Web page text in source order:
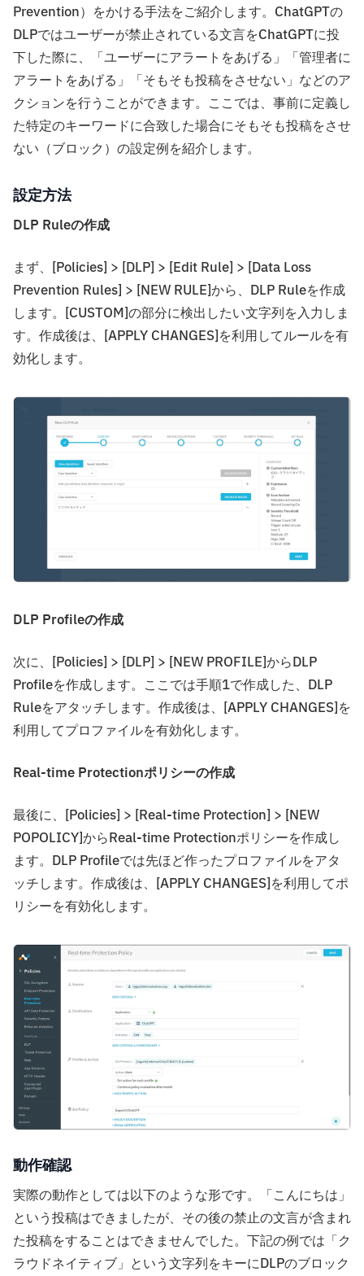
Prevention）をかける手法をご紹介します。ChatGPTの
DLPではユーザーが禁止されている文言をChatGPTに投
下した際に、「ユーザーにアラートをあげる」「管理者に
アラートをあげる」「そもそも投稿をさせない」などのア
クションを行うことができます。ここでは、事前に定義し
た特定のキーワードに合致した場合にそもそも投稿をさせ
ない（ブロック）の設定例を紹介します。
設定方法
DLP Ruleの作成
まず、[Policies] > [DLP] > [Edit Rule] > [Data Loss
Prevention Rules] > [NEW RULE]から、DLP Ruleを作成
します。[CUSTOM]の部分に検出したい文字列を入力しま
す。作成後は、[APPLY CHANGES]を利用してルールを有
効化します。
DLP Profileの作成
次に、[Policies] > [DLP] > [NEW PROFILE]からDLP
Profileを作成します。ここでは手順1で作成した、DLP
Ruleをアタッチします。作成後は、[APPLY CHANGES]を
利用してプロファイルを有効化します。
Real-time Protectionポリシーの作成
最後に、[Policies] > [Real-time Protection] > [NEW
POPOLICY]からReal-time Protectionポリシーを作成し
ます。DLP Profileでは先ほど作ったプロファイルをアタ
ッチします。作成後は、[APPLY CHANGES]を利用してポ
リシーを有効化します。
動作確認
実際の動作としては以下のような形です。「こんにちは」
という投稿はできましたが、その後の禁止の文言が含まれ
た投稿をすることはできませんでした。下記の例では「ク
ラウドネイティブ」という文字列をキーにDLPのブロック